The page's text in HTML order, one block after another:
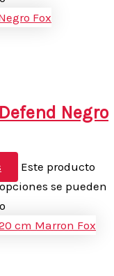
Negro
Este producto
se pueden